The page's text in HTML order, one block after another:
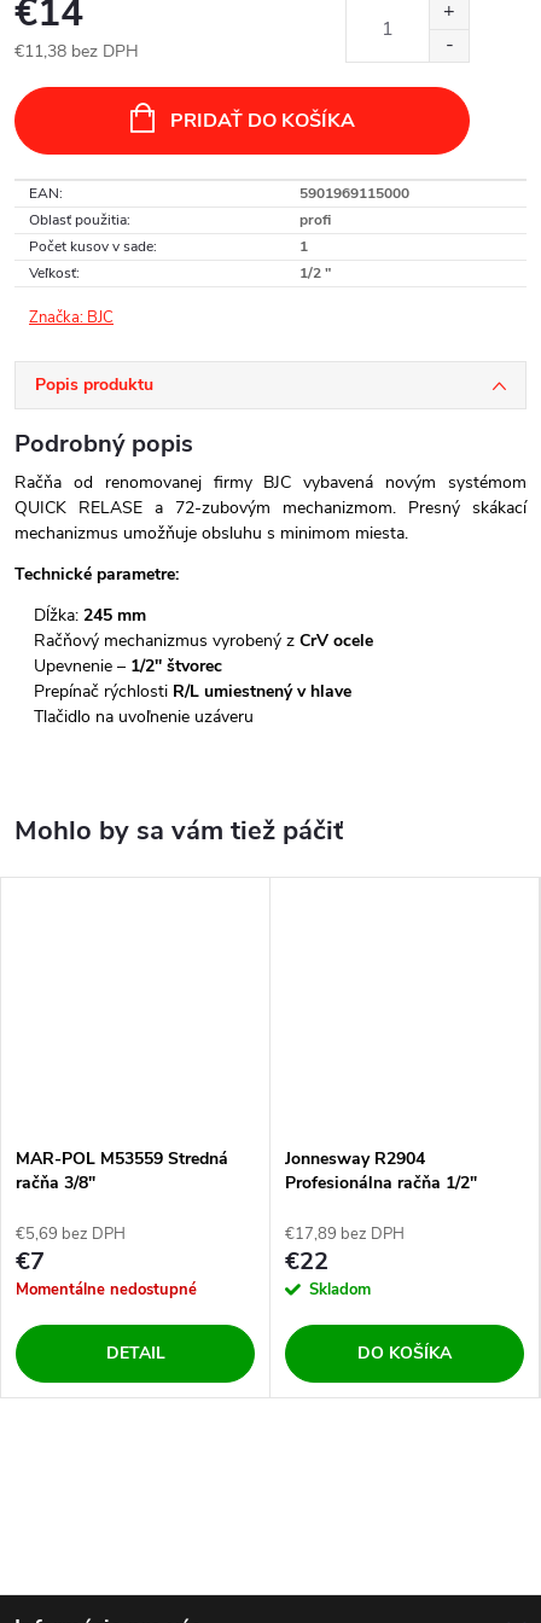
€14
€11,38 bez DPH
cena:
PRIDAŤ DO KOŠÍKA
EAN:
5901969115000
Oblasť použitia:
profi
Počet kusov v sade:
1
Veľkosť: 1/2 "
Značka: BJC
Popis produktu
Podrobný popis
Račňa od renomovanej firmy BJC vybavená novým systémom
QUICK RELASE a 72-zubovým mechanizmom. Presný skákací
mechanizmus umožňuje obsluhu s minimom miesta.
Technické parametre:
Dĺžka: 245 mm
Račňový mechanizmus vyrobený z CrV ocele
Upevnenie – 1/2'' štvorec
Prepínač rýchlosti R/L umiestnený v hlave
Tlačidlo na uvoľnenie uzáveru
MAR-POL M53559 Stredná
račňa 3/8"
€5,69 bez DPH
€7
Momentálne nedostupné
DETAIL
Jonnesway R2904
Profesionálna račňa 1/2"
€17,89 bez DPH
€22
Skladom
DO KOŠÍKA